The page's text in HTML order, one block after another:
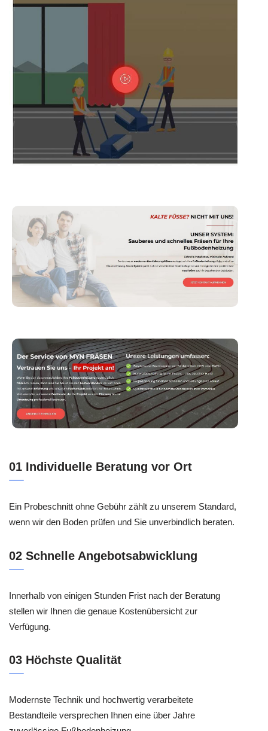
01 Individuelle Beratung vor Ort
Ein Probeschnitt ohne Gebühr zählt zu unserem Standard,
wenn wir den Boden prüfen und Sie unverbindlich beraten.
02 Schnelle Angebotsabwicklung
Innerhalb von einigen Stunden Frist nach der Beratung
stellen wir Ihnen die genaue Kostenübersicht zur
Verfügung.
03 Höchste Qualität
Modernste Technik und hochwertig verarbeitete
Bestandteile versprechen Ihnen eine über Jahre